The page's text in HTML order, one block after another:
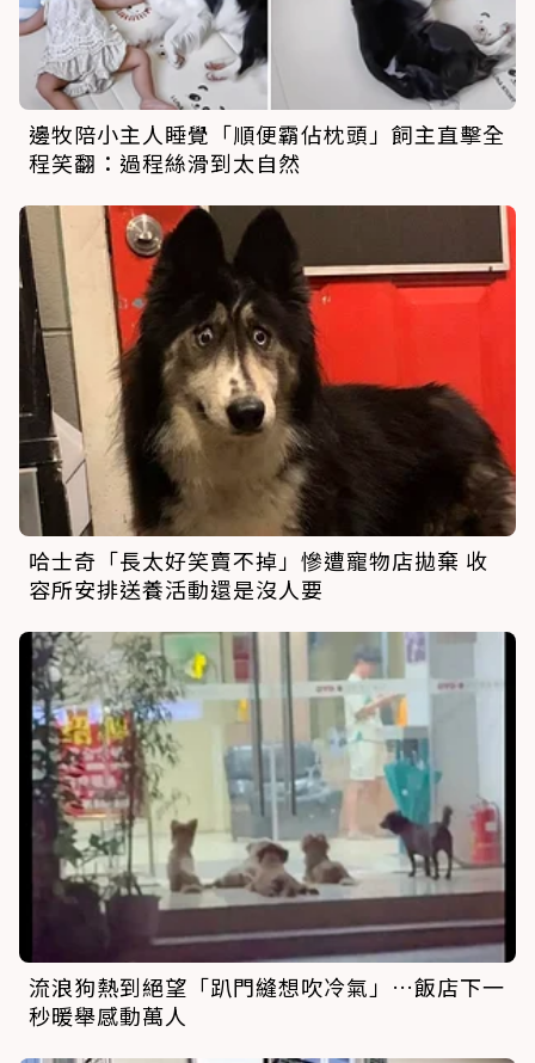
邊牧陪小主人睡覺「順便霸佔枕頭」飼主直擊全
程笑翻：過程絲滑到太自然
哈士奇「長太好笑賣不掉」慘遭寵物店拋棄 收
容所安排送養活動還是沒人要
流浪狗熱到絕望「趴門縫想吹冷氣」…飯店下一
秒暖舉感動萬人